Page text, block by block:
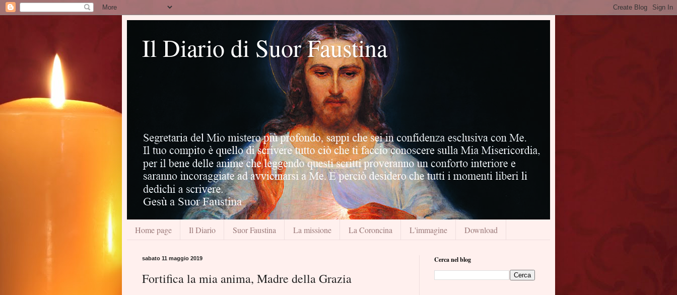
Il Diario di Suor Faustina
Home page Il Diario Suor Faustina La missione La Coroncina L'immagine Download
sabato 11 maggio 2019
Fortifica la mia anima, Madre della Grazia
Cerca nel blog